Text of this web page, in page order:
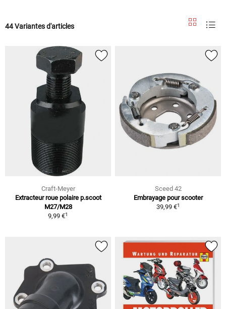
44 Variantes d'articles
Craft-Meyer
Extracteur roue polaire p.scoot
M27/M28
9,99 €1
Sceed 42
Embrayage pour scooter
39,99 €1